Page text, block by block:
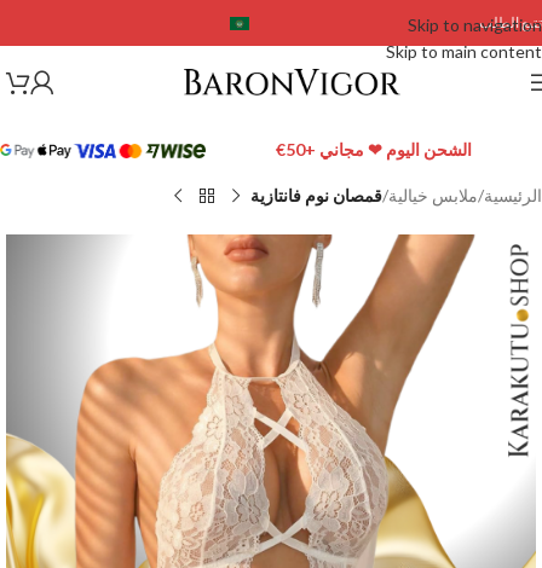
Skip to navigation
Skip to main content
تتبع الطلب
الشحن اليوم ❤ مجاني +50€
الرئيسية ملابس خيالية قمصان نوم فانتازية